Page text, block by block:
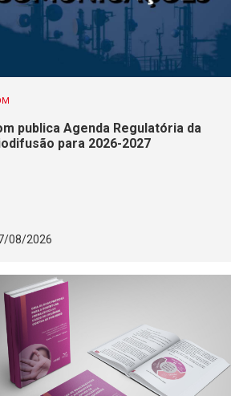
publica Agenda Regulatória da
para 2026-2027
08/2026